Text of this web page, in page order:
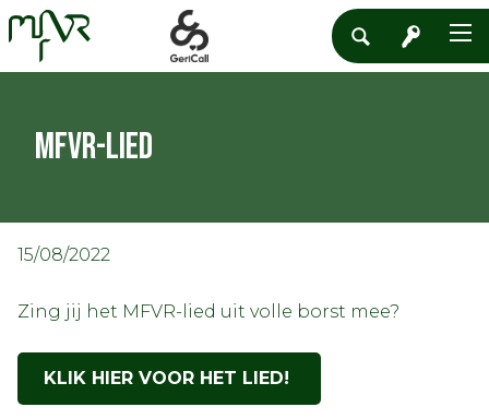
MFVR-lied
15/08/2022
Zing jij het MFVR-lied uit volle borst mee?
KLIK HIER VOOR HET LIED!